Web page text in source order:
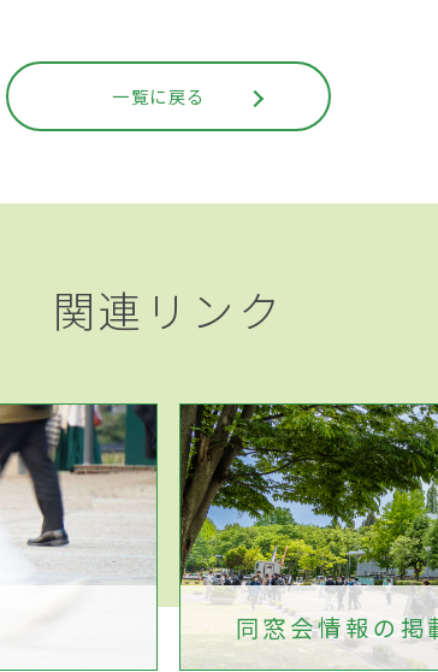
一覧に戻る
関連リンク
同窓会情報の 掲